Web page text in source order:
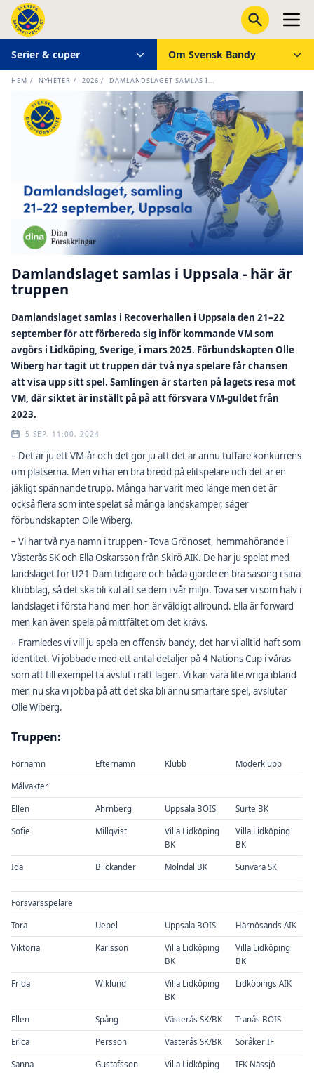
Serier & cuper Om Svensk Bandy
HEM / NYHETER / 2026 / DAMLANDSLAGET SAMLAS I...
Damlandslaget samlas i Uppsala - här är
truppen
Damlandslaget samlas i Recoverhallen i Uppsala den 21–22
september för att förbereda sig inför kommande VM som
avgörs i Lidköping, Sverige, i mars 2025. Förbundskapten Olle
Wiberg har tagit ut truppen där två nya spelare får chansen
att visa upp sitt spel. Samlingen är starten på lagets resa mot
VM, där siktet är inställt på på att försvara VM-guldet från
2023.
5 SEP. 11:00, 2024
– Det är ju ett VM-år och det gör ju att det är ännu tuffare konkurrens
om platserna. Men vi har en bra bredd på elitspelare och det är en
jäkligt spännande trupp. Många har varit med länge men det är
också flera som inte spelat så många landskamper, säger
förbundskapten Olle Wiberg.
– Vi har två nya namn i truppen - Tova Grönoset, hemmahörande i
Västerås SK och Ella Oskarsson från Skirö AIK. De har ju spelat med
landslaget för U21 Dam tidigare och båda gjorde en bra säsong i sina
klubblag, så det ska bli kul att se dem i vår miljö. Tova ser vi som halv i
landslaget i första hand men hon är väldigt allround. Ella är forward
men kan även spela på mittfältet om det krävs.
– Framledes vi vill ju spela en offensiv bandy, det har vi alltid haft som
identitet. Vi jobbade med ett antal detaljer på 4 Nations Cup i våras
som att till exempel ta avslut i rätt lägen. Vi kan vara lite ivriga ibland
men nu ska vi jobba på att det ska bli ännu smartare spel, avslutar
Olle Wiberg.
Truppen:
Förnamn Efternamn Klubb Moderklubb
Målvakter
Ellen Ahrnberg Uppsala BOIS Surte BK
Sofie Millqvist
Villa Lidköping
BK
Villa Lidköping
BK
Ida Blickander Mölndal BK Sunvära SK
Försvarsspelare
Tora Uebel Uppsala BOIS Härnösands AIK
Viktoria Karlsson
Villa Lidköping
BK
Villa Lidköping
BK
Frida Wiklund
Villa Lidköping
BK
Lidköpings AIK
Ellen Spång Västerås SK/BK Tranås BOIS
Erica Persson Västerås SK/BK Söråker IF
Sanna Gustafsson
Villa Lidköping
IFK Nässjö